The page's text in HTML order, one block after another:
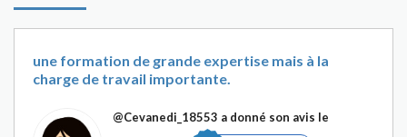
une formation de grande expertise mais à la
charge de travail importante.
@Cevanedi_18553 a donné son avis le